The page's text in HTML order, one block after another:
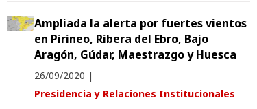
Ampliada la alerta por fuertes vientos
en Pirineo, Ribera del Ebro, Bajo
Aragón, Gúdar, Maestrazgo y Huesca
26/09/2020 |
Presidencia y Relaciones Institucionales